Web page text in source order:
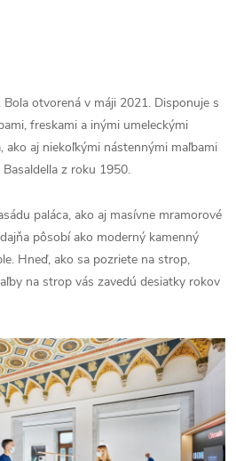
otvorená v máji 2021. Disponuje s
freskami a inými umeleckými
ako aj niekoľkými nástennými maľbami
z roku 1950.
paláca, ako aj masívne mramorové
pôsobí ako moderný kamenný
Hneď, ako sa pozriete na strop,
na strop vás zavedú desiatky rokov